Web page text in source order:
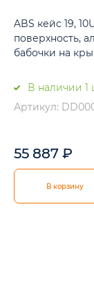
ABS кейс 19,
поверхность,
бабочки на
В наличии 1
Артикул:
55 887 ₽
В корзину